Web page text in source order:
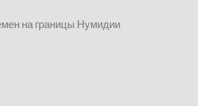
на границы Нумидии